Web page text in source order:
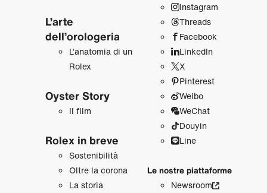
L’arte
dell’orologeria
L’anatomia di un
Rolex
Oyster Story
Il film
Rolex in breve
Sostenibilità
Oltre la corona
La storia
Instagram
Threads
Facebook
LinkedIn
X
Pinterest
Weibo
WeChat
Douyin
Line
Le nostre piattaforme
Newsroom